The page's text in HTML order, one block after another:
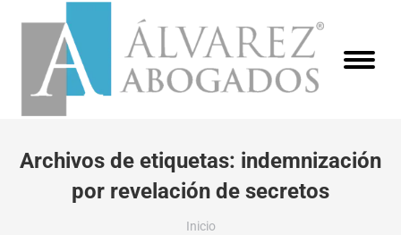
Archivos de etiquetas: indemnización
por revelación de secretos
Inicio